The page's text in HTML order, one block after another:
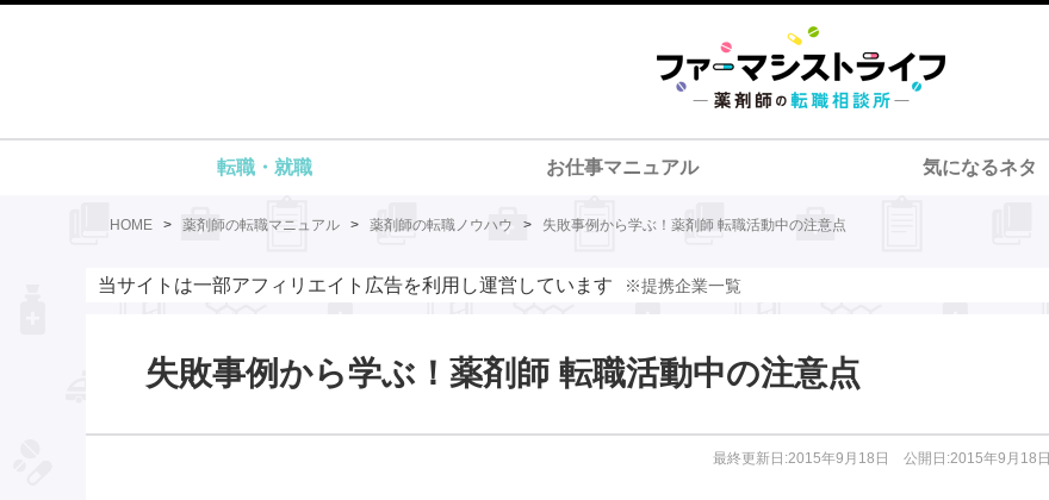
転職・就職 お仕事マニュアル 気になるネタ
HOME > 薬剤師の転職マニュアル > 薬剤師の転職ノウハウ > 失敗事例から学ぶ！薬剤師 転職活動中の注意点
当サイトは一部アフィリエイト広告を利用し運営しています ※提携企業一覧
失敗事例から学ぶ！薬剤師 転職活動中の注意点
最終更新日:2015年9月18日 公開日:2015年9月18日